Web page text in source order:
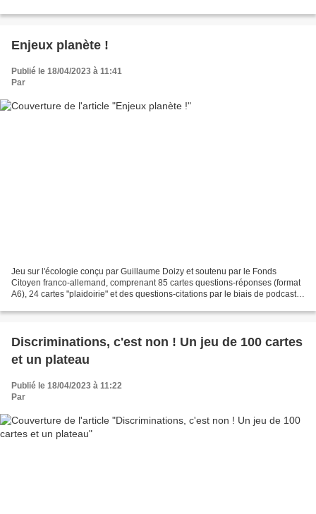
Enjeux planète !
Publié le 18/04/2023 à 11:41
Par
Jeu sur l'écologie conçu par Guillaume Doizy et soutenu par le Fonds
Citoyen franco-allemand, comprenant 85 cartes questions-réponses (format
A6), 24 cartes "plaidoirie" et des questions-citations par le biais de podcasts
Discriminations, c'est non ! Un jeu de 100 cartes
et un plateau
Publié le 18/04/2023 à 11:22
Par